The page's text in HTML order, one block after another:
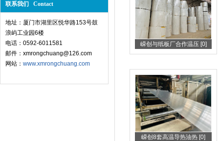
联系我们 Contact
地址：厦门市湖里区悦华路153号鼓
浪屿工业园6楼
电话：0592-6011581
邮件：xmrongchuang@126.com
网站： www.xmrongchuang.com
嵘创与纸板厂合作温压 [0]
嵘创8套高温导热油热 [0]